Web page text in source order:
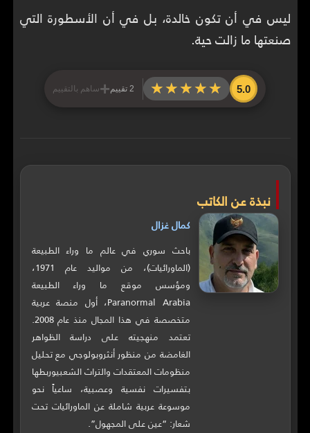
ليس في أن تكون خالدة، بل في أن الأسطورة التي
صنعتها ما زالت حية.
5.0
★★★★★
★★★★★ 2 تقييم +ساهم بالتقييم
نبذة عن الكاتب
كمال غزال
باحث سوري في عالم ما وراء الطبيعة
(الماورائيات)، من مواليد عام 1971،
ومؤسس موقع ما وراء الطبيعة
Paranormal Arabia، أول منصة عربية
متخصصة في هذا المجال منذ عام 2008.
تعتمد منهجيته على دراسة الظواهر
الغامضة من منظور أنثروبولوجي مع تحليل
منظومات المعتقدات والتراث الشعبيوربطها
بتفسيرات نفسية وعصبية، ساعياً نحو
موسوعة عربية شاملة عن الماورائيات تحت
شعار: “عين على المجهول”.